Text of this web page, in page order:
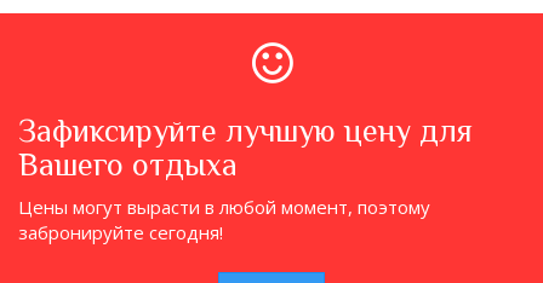
Зафиксируйте лучшую цену для
Вашего отдыха
Цены могут вырасти в любой момент, поэтому
забронируйте сегодня!